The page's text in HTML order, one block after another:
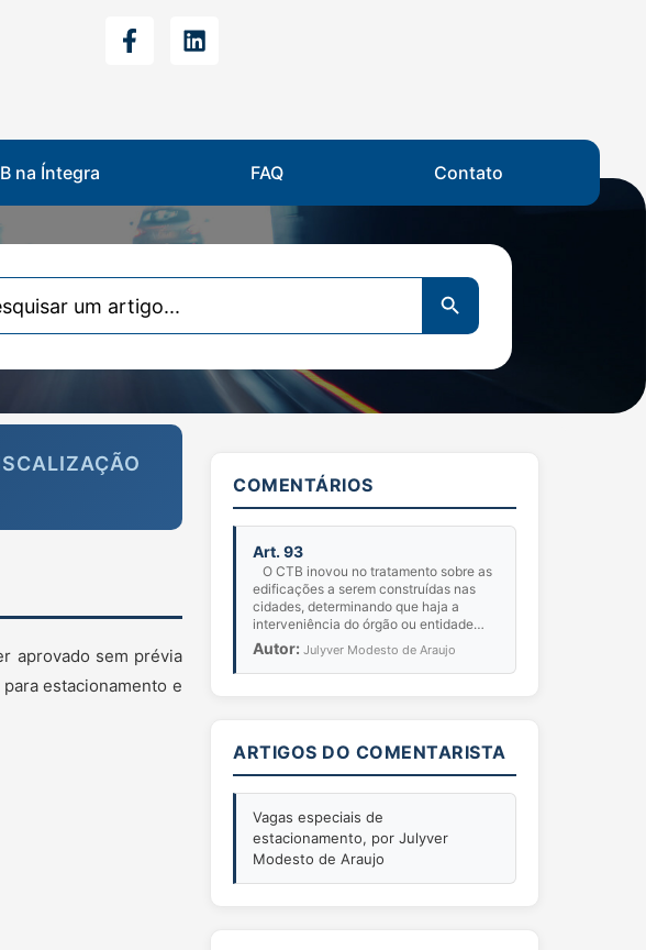
na Íntegra FAQ Contato
Search Button
aprovado sem prévia
estacionamento e
COMENTÁRIOS
Art. 93
O CTB inovou no tratamento sobre as
edificações a serem construídas nas
cidades, determinando que haja a
interveniência do órgão ou entidade
com circunscrição sobre a via; ou seja,
além das licença...
Autor: Julyver Modesto de Araujo
ARTIGOS DO COMENTARISTA
Vagas especiais de
estacionamento, por Julyver
Modesto de Araujo